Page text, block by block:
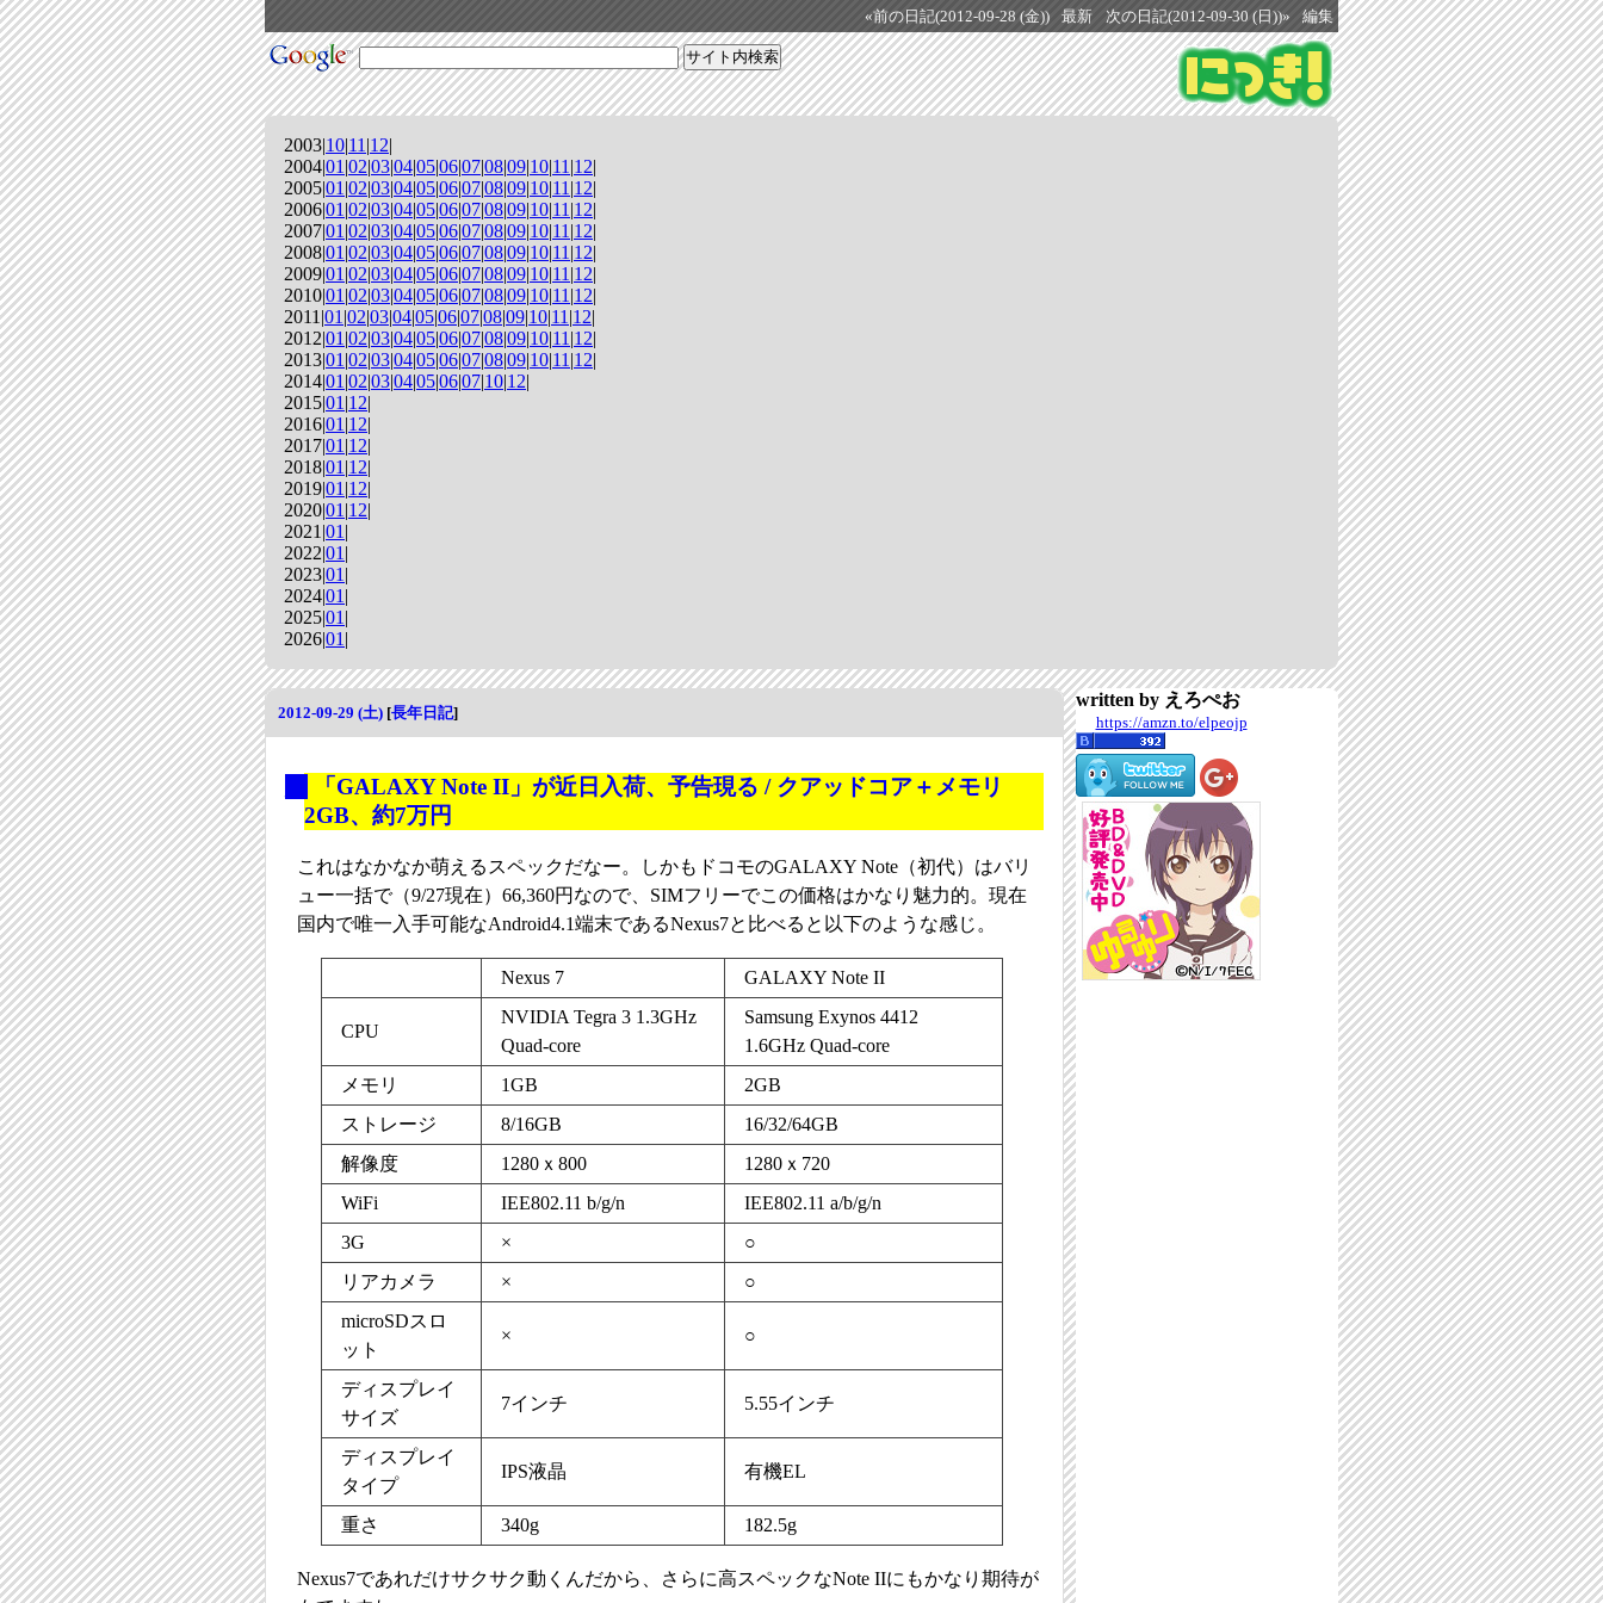
«前の日記(2012-09-28 (金)) 最新 次の日記(2012-09-30 (日))» 編集
2003|10|11 |12|
2004|01 |02|03|04|05|06|07|08|09|10|11 |12|
2005|01 |02|03|04|05|06|07|08|09|10|11 |12|
2006|01 |02|03|04|05|06|07|08|09|10|11 |12|
2007|01 |02|03|04|05|06|07|08|09|10|11 |12|
2008|01 |02|03|04|05|06|07|08|09|10|11 |12|
2009|01 |02|03|04|05|06|07|08|09|10|11 |12|
2010|01 |02|03|04|05|06|07|08|09|10|11 |12|
2011|01 |02|03|04|05|06|07|08|09|10|11 |12|
2012|01 |02|03|04|05|06|07|08|09|10|11 |12|
2013|01 |02|03|04|05|06|07|08|09|10|11 |12|
2014|01 |02|03|04|05|06|07|10|12|
2015|01 |12|
2016|01 |12|
2017|01 |12|
2018|01 |12|
2019|01 |12|
2020|01 |12|
2021|01 |
2022|01 |
2023|01 |
2024|01 |
2025|01 |
2026|01 |
2012-09-29 (土) [長年日記]
「GALAXY Note II」が近日入荷、予告現る / クアッドコア＋メモリ
2GB、約7万円
これはなかなか萌えるスペックだなー。しかもドコモのGALAXY Note（初代）はバリ
ュー一括で（9/27現在）66,360円なので、SIMフリーでこの価格はかなり魅力的。現在
国内で唯一入手可能なAndroid4.1端末であるNexus7と比べると以下のような感じ。
Nexus 7 GALAXY Note II
CPU
NVIDIA Tegra 3 1.3GHz
Quad-core
Samsung Exynos 4412
1.6GHz Quad-core
メモリ
1GB
2GB
ストレージ
8/16GB
16/32/64GB
解像度
1280ｘ800
1280ｘ720
WiFi
IEE802.11 b/g/n
IEE802.11 a/b/g/n
3G
×
○
リアカメラ
×
○
microSDスロ
ット
× ○
ディスプレイ
サイズ
7インチ 5.55インチ
ディスプレイ
タイプ
IPS液晶 有機EL
重さ 340g 182.5g
Nexus7であれだけサクサク動くんだから、さらに高スペックなNote IIにもかなり期待が
written by えろぺお
https://amzn.to/elpeojp